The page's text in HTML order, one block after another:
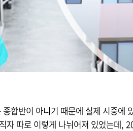
합반이 아니기 때문에 실제 시중에
따로 이렇게 나뉘어져 있었는데,